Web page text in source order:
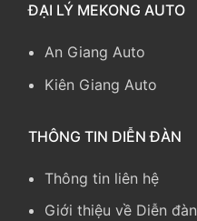
ĐẠI LÝ MEKONG AUTO
An Giang Auto
Kiên Giang Auto
THÔNG TIN DIỄN ĐÀN
Thông tin liên hệ
Giới thiệu về Diễn đàn